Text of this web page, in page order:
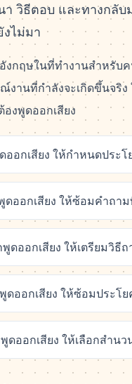
า วิธีตอบ และทางก
ไม่มา
งกฤษในที่ทำงานสำหรั
านที่กำลังจะเกิดขึ้นจริ
งพูดออกเสียง
ออกเสียง ให้กำหนดประ
ดออกเสียง ให้ซ้อมคำถ
ดออกเสียง ให้เตรียมวิธี
ดออกเสียง ให้ซ้อมประโ
ดออกเสียง ให้เลือกสำน